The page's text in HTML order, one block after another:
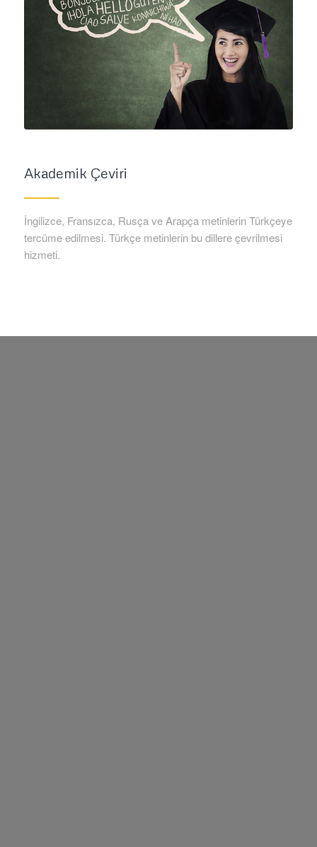
Akademik Çeviri
İngilizce, Fransızca, Rusça ve Arapça metinlerin Türkçeye
tercüme edilmesi. Türkçe metinlerin bu dillere çevrilmesi
hizmeti.